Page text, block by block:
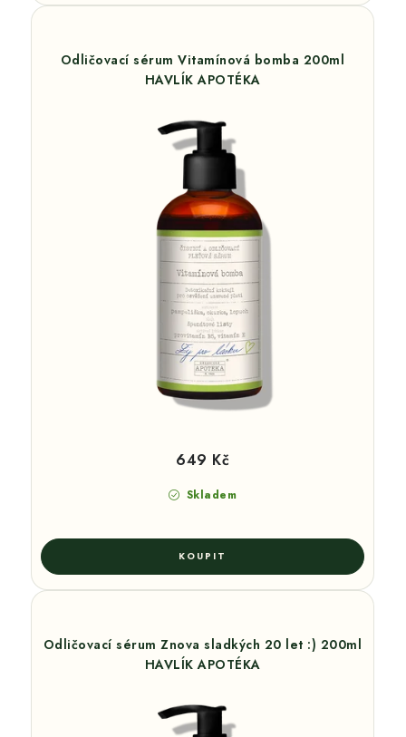
Odličovací sérum Vitamínová bomba 200ml
HAVLÍK APOTÉKA
Skladem
649 Kč
Odličovací sérum Znova sladkých 20 let :) 200ml
HAVLÍK APOTÉKA